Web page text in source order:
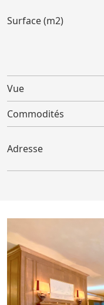
Surface (m2)
Vue
Commodités
Adresse